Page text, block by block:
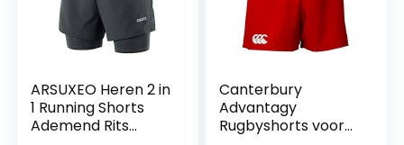
ARSUXEO Heren 2 in
1 Running Shorts
Ademend Rits
Canterbury
Advantagy
Rugbyshorts voor